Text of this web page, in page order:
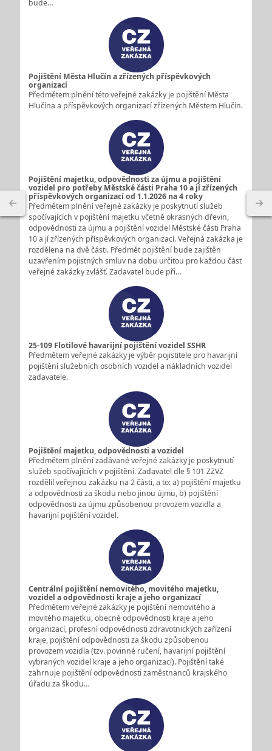
bude…
Pojištění Města Hlučín a zřízených příspěvkových
organizací
Předmětem plnění této veřejné zakázky je pojištění Města
Hlučína a příspěvkových organizací zřízených Městem Hlučín.
Pojištění majetku, odpovědnosti za újmu a pojištění
vozidel pro potřeby Městské části Praha 10 a jí zřízených
příspěvkových organizací od 1.1.2026 na 4 roky
Předmětem plnění veřejné zakázky je poskytnutí služeb
spočívajících v pojištění majetku včetně okrasných dřevin,
odpovědnosti za újmu a pojištění vozidel Městské části Praha
10 a jí zřízených příspěvkových organizací. Veřejná zakázka je
rozdělena na dvě části. Předmět pojištění bude zajištěn
uzavřením pojistných smluv na dobu určitou pro každou část
veřejné zakázky zvlášť. Zadavatel bude při…
25-109 Flotilové havarijní pojištění vozidel SSHR
Předmětem veřejné zakázky je výběr pojistitele pro havarijní
pojištění služebních osobních vozidel a nákladních vozidel
zadavatele.
Pojištění majetku, odpovědnosti a vozidel
Předmětem plnění zadávané veřejné zakázky je poskytnutí
služeb spočívajících v pojištění. Zadavatel dle § 101 ZZVZ
rozdělil veřejnou zakázku na 2 části, a to: a) pojištění majetku
a odpovědnosti za škodu nebo jinou újmu, b) pojištění
odpovědnosti za újmu způsobenou provozem vozidla a
havarijní pojištění vozidel.
Centrální pojištění nemovitého, movitého majetku,
vozidel a odpovědnosti kraje a jeho organizací
Předmětem veřejné zakázky je pojištění nemovitého a
movitého majetku, obecné odpovědnosti kraje a jeho
organizací, profesní odpovědnosti zdravotnických zařízení
kraje, pojištění odpovědnosti za škodu způsobenou
provozem vozidla (tzv. povinné ručení, havarijní pojištění
vybraných vozidel kraje a jeho organizací). Pojištění také
zahrnuje pojištění odpovědnosti zaměstnanců krajského
úřadu za škodu…